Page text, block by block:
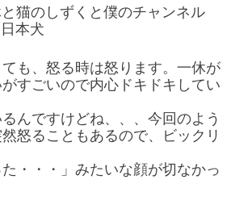
猫のしずくと僕のチャンネル
本犬
も、怒る時は怒ります。一休が
すごいので内心ドキドキしてい
んですけどね、、、今回のよう
怒ることもあるので、ビックリ
た・・・」みたいな顔が切なかっ